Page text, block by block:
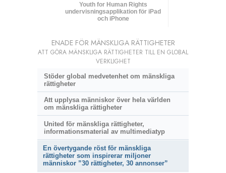
Youth for Human Rights
undervisnings­applikation för iPad
och iPhone
ENADE FÖR MÄNSKLIGA RÄTTIGHETER
ATT GÖRA MÄNSKLIGA RÄTTIGHETER TILL EN GLOBAL
VERKLIGHET
Stöder global medvetenhet om mänskliga
rättigheter
Att upplysa människor över hela världen
om mänskliga rättigheter
United för mänskliga rättigheter,
informationsmaterial av multimediatyp
En övertygande röst för mänskliga
rättigheter som inspirerar miljoner
människor ”30 rättigheter, 30 annonser”